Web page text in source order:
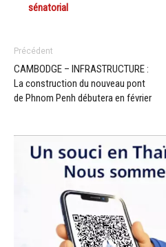
sénatorial
Précédent
CAMBODGE – INFRASTRUCTURE :
La construction du nouveau pont
de Phnom Penh débutera en février